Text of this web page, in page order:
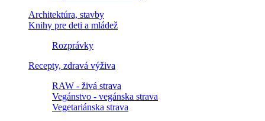
Architektúra, stavby
Knihy pre deti a mládež
Rozprávky
Recepty, zdravá výživa
RAW - živá strava
Vegánstvo - vegánska strava
Vegetariánska strava